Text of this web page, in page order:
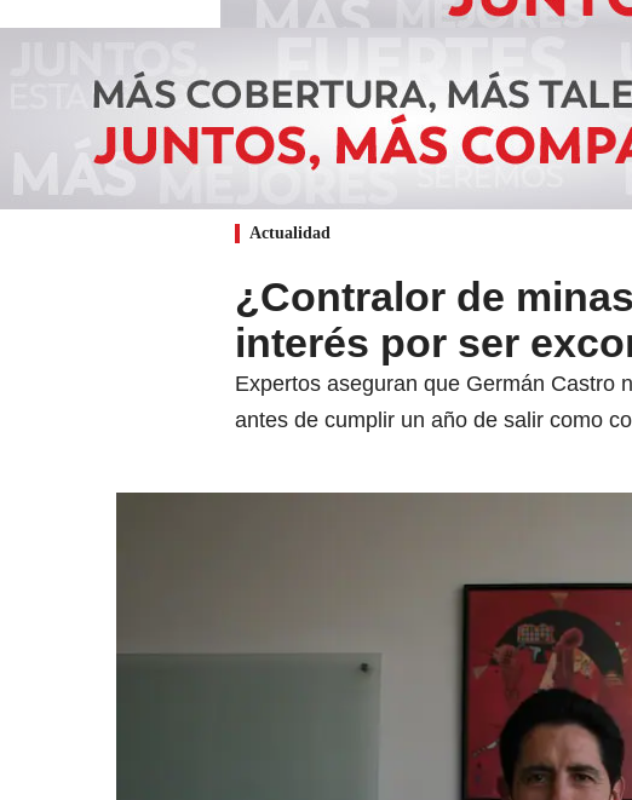
Actualidad
¿Contralor de
interés por ser
Expertos aseguran que Germán Castro
antes de cumplir un año de salir como